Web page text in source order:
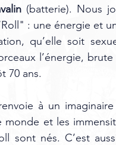
(batterie). Nous
: une énergie et
qu’elle soit
l’énergie,
70 ans.
à un
monde et les
sont nés. C’est